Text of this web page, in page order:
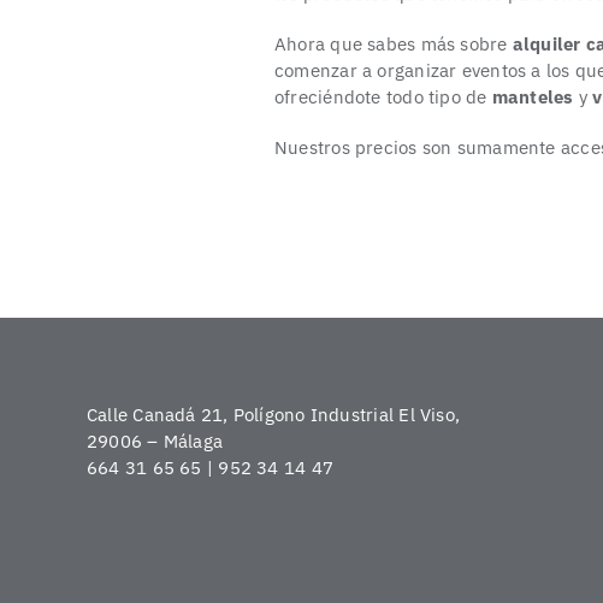
Ahora que sabes más sobre alquiler
comenzar a organizar eventos a los
ofreciéndote todo tipo de manteles y
Nuestros precios son sumamente
Calle Canadá 21, Polígono Industrial El Viso,
29006 – Málaga
664 31 65 65 | 952 34 14 47